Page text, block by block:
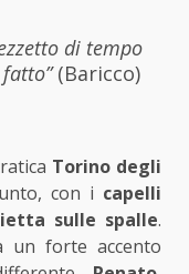
di tempo
(Baricco)
Torino degli
con i capelli
sulle spalle.
un forte accento